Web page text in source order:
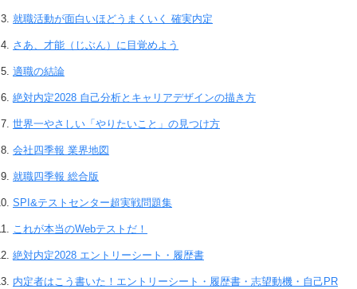
就職活動が面白いほどうまくいく 確実内定
さあ、才能（じぶん）に目覚めよう
適職の結論
絶対内定2028 自己分析とキャリアデザインの描き方
世界一やさしい「やりたいこと」の見つけ方
会社四季報 業界地図
就職四季報 総合版
SPI&テストセンター超実戦問題集
これが本当のWebテストだ！
絶対内定2028 エントリーシート・履歴書
内定者はこう書いた！エントリーシート・履歴書・志望動機・自己PR